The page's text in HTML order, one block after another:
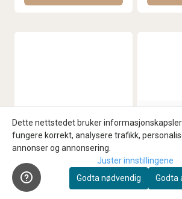
Dette nettstedet bruker
fungere korrekt, analysere trafikk,
annonser og annonsering.
Juster innstillingene
Godta nødvendig
Godta